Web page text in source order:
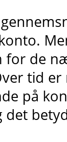
for de
tid
på